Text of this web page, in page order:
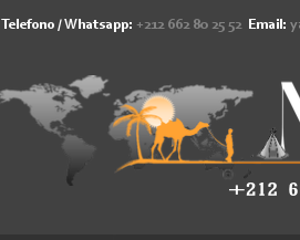
Telefono / Whatsapp: +212 662 80 25 52 Email: